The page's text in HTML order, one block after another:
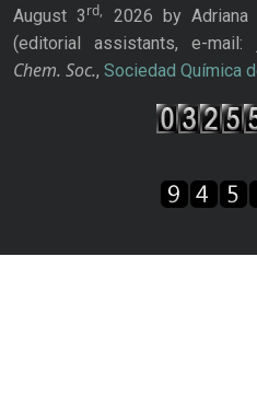
August 3rd,
2026 by Adriana
(editorial assistants, e-mail:
Chem. Soc., Sociedad Química